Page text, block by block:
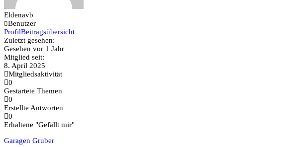
Eldenavb
Benutzer
ProfilBeitragsübersicht
Zuletzt gesehen:
Gesehen vor 1 Jahr
Mitglied seit:
8. April 2025
Mitgliedsaktivität
0
Gestartete Themen
0
Erstellte Antworten
0
Erhaltene "Gefällt mir"
Garagen Gruber